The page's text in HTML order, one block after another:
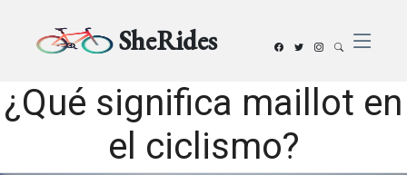
SheRides
¿Qué significa maillot en
el ciclismo?